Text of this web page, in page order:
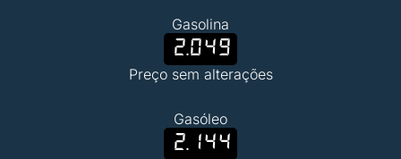
Gasolina
2.049
Preço sem alterações
Gasóleo
2.144